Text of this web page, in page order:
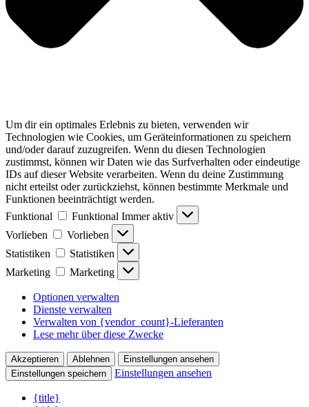
Um dir ein optimales Erlebnis zu bieten, verwenden wir
Technologien wie Cookies, um Geräteinformationen zu speichern
und/oder darauf zuzugreifen. Wenn du diesen Technologien
zustimmst, können wir Daten wie das Surfverhalten oder eindeutige
IDs auf dieser Website verarbeiten. Wenn du deine Zustimmung
nicht erteilst oder zurückziehst, können bestimmte Merkmale und
Funktionen beeinträchtigt werden.
Funktional
Funktional Immer aktiv
Vorlieben
Vorlieben
Statistiken
Statistiken
Marketing
Marketing
Optionen verwalten
Dienste verwalten
Verwalten von {vendor_count}-Lieferanten
Lese mehr über diese Zwecke
Akzeptieren Ablehnen
Einstellungen ansehen
Einstellungen speichern
Einstellungen ansehen
{title}